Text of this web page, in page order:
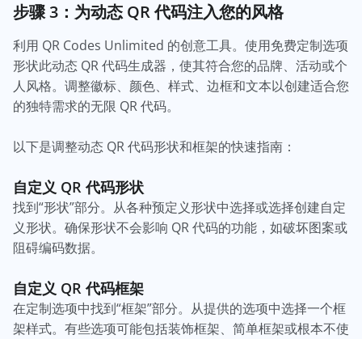
步骤 3：为动态 QR 代码注入您的风格
利用 QR Codes Unlimited 的创意工具。使用免费定制选项
形状此动态 QR 代码生成器，使其符合您的品牌、活动或个
人风格。调整徽标、颜色、样式、边框和文本以创建适合您
的独特需求的无限 QR 代码。
以下是调整动态 QR 代码形状和框架的快速指南：
自定义 QR 代码形状
找到“形状”部分。从各种预定义形状中选择或选择创建自定
义形状。确保形状不会影响 QR 代码的功能，如破坏图案或
阻碍编码数据。
自定义 QR 代码框架
在定制选项中找到“框架”部分。从提供的选项中选择一个框
架样式。有些选项可能包括装饰框架、简单框架或根本不使